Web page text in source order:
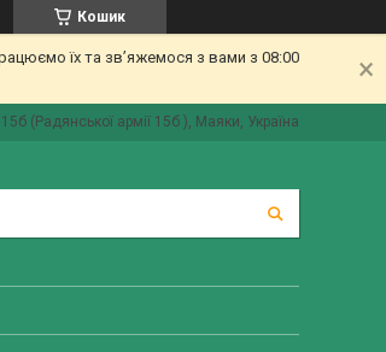
Кошик
їх та зв’яжемося з вами з 08:00
(Радянської армії 15б ), Маяки, Україна